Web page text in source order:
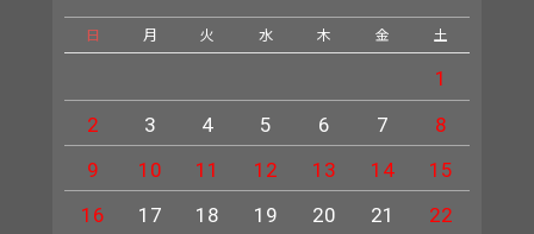
日 月 火 水 木 金 土
1
2
3 4 5 6 7
8
9
10 11 12 13 14
15
16
17 18 19 20 21
22